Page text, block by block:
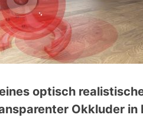
optisch
Okkluder in